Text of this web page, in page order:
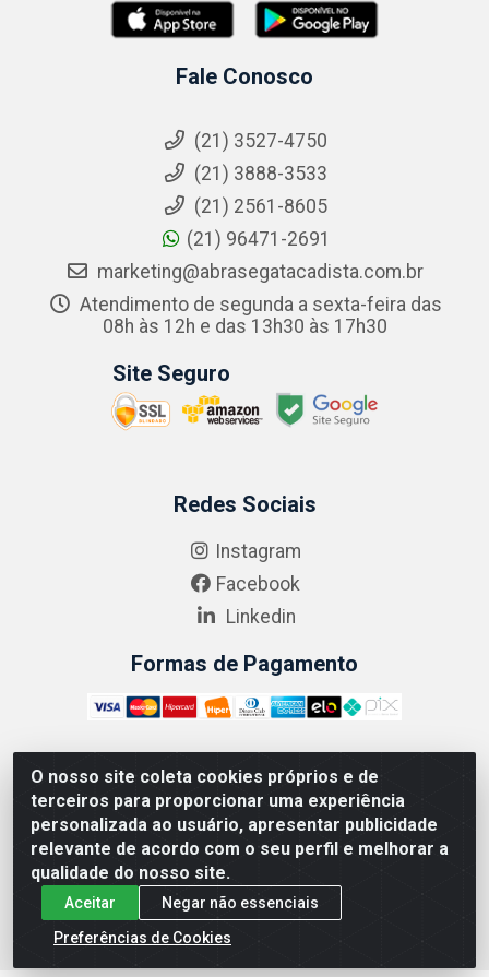
O nosso site coleta cookies próprios e de
terceiros para proporcionar uma experiência
personalizada ao usuário, apresentar publicidade
relevante de acordo com o seu perfil e melhorar a
qualidade do nosso site.
Aceitar
Negar não essenciais
Preferências de Cookies
Fale Conosco
(21) 3527-4750
(21) 3888-3533
(21) 2561-8605
(21) 96471-2691
marketing@abrasegatacadista.com.br
Atendimento de segunda a sexta-feira das
08h às 12h e das 13h30 às 17h30
Site Seguro
Redes Sociais
Instagram
Facebook
Linkedin
Formas de Pagamento
ABRASEG COMÉRCIO ATACADISTA LTDA - CNPJ:
10.894.768/0001-00 - Avenida Lobo Júnior, 1045 -
Penha Circular - Rio de Janeiro - RJ - CEP 21020-124